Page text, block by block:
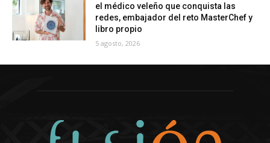
el médico veleño que conquista las
redes, embajador del reto MasterChef y
libro propio
5 agosto, 2026